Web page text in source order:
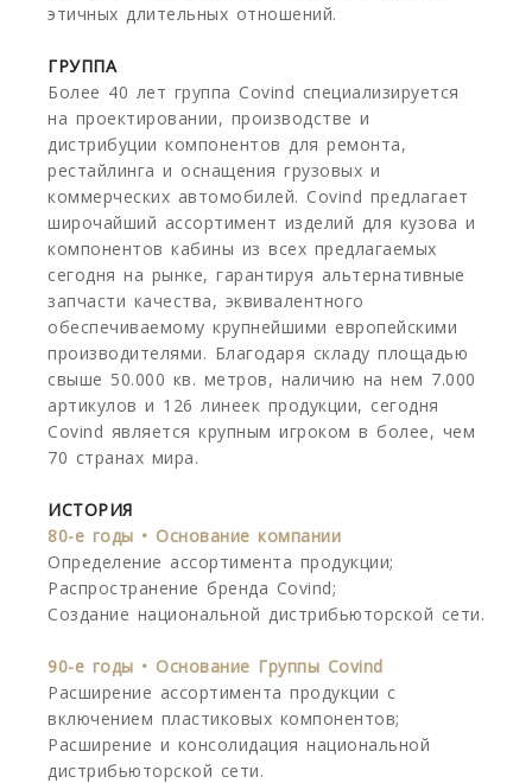
этичных длительных отношений.
ГРУППА
Более 40 лет группа Covind специализируется
на проектировании, производстве и
дистрибуции компонентов для ремонта,
рестайлинга и оснащения грузовых и
коммерческих автомобилей. Covind предлагает
широчайший ассортимент изделий для кузова и
компонентов кабины из всех предлагаемых
сегодня на рынке, гарантируя альтернативные
запчасти качества, эквивалентного
обеспечиваемому крупнейшими европейскими
производителями. Благодаря складу площадью
свыше 50.000 кв. метров, наличию на нем 7.000
артикулов и 126 линеек продукции, сегодня
Covind является крупным игроком в более, чем
70 странах мира.
ИСТОРИЯ
80-е годы • Основание компании
Определение ассортимента продукции;
Распространение бренда Covind;
Создание национальной дистрибьюторской сети.
90-е годы • Основание Группы Covind
Расширение ассортимента продукции с
включением пластиковых компонентов;
Расширение и консолидация национальной
дистрибьюторской сети.